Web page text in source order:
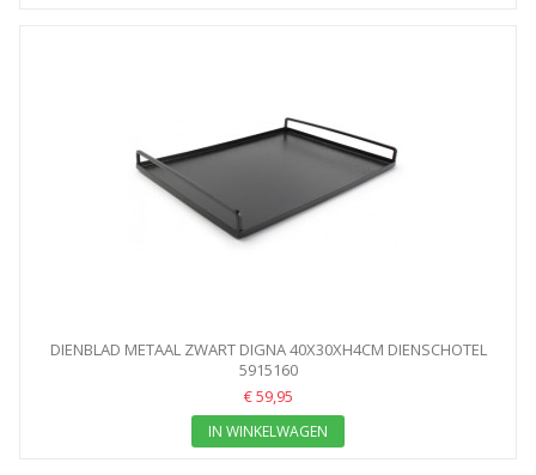
DIENBLAD METAAL ZWART DIGNA 40X30XH4CM DIENSCHOTEL
5915160
€ 59,95
IN WINKELWAGEN